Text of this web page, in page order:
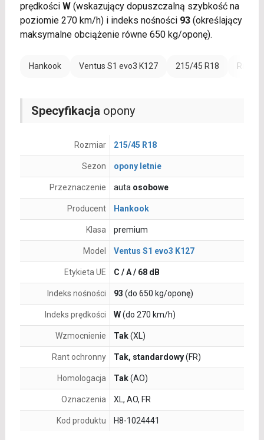
prędkości W(wskazujący dopuszczalną szybkość na
poziomie 270 km/h) i indeks nośności 93(określający
maksymalne obciążenie równe 650 kg/oponę).
Hankook Ventus S1 evo3 K127 215/45 R18 Rant
Specyfikacja opony
Rozmiar 215/45 R18
Sezon opony letnie
Przeznaczenie auta osobowe
Producent Hankook
Klasa premium
Model Ventus S1 evo3 K127
Etykieta UE C / A / 68 dB
Indeks nośności 93 (do 650 kg/oponę)
Indeks prędkości W(do 270 km/h)
Wzmocnienie Tak(XL)
Rant ochronny Tak, standardowy(FR)
Homologacja Tak(AO)
Oznaczenia XL, AO, FR
Kod produktu H8-1024441